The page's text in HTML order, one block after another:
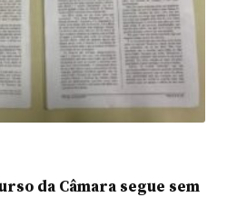
da Câmara segue sem